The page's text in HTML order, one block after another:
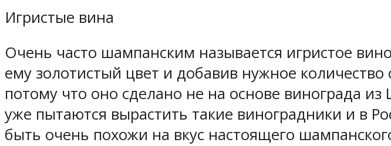
Игристые вина
Очень часто шампанским называется игристое
ему золотистый цвет и добавив нужное
потому что оно сделано не на основе винограда
уже пытаются вырастить такие виноградники и в
быть очень похожи на вкус настоящего